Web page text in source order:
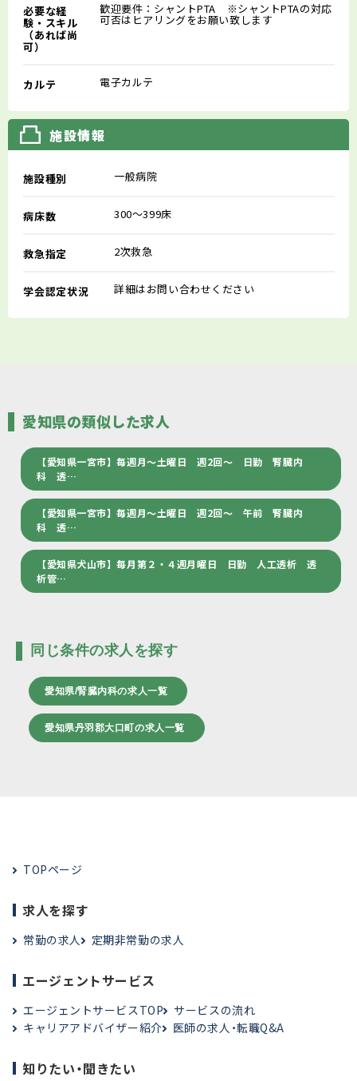
必要な経
験・スキル
（あれば尚
可）
歓迎要件：シャントPTA ※シャントPTAの対応
可否はヒアリングをお願い致します
カルテ 電子カルテ
施設情報
施設種別 一般病院
病床数 300～399床
救急指定 2次救急
学会認定状況 詳細はお問い合わせください
愛知県の類似した求人
【愛知県一宮市】毎週月～土曜日 週2回～ 日勤 腎臓内
科 透…
【愛知県一宮市】毎週月～土曜日 週2回～ 午前 腎臓内
科 透…
【愛知県犬山市】毎月第２・４週月曜日 日勤 人工透析 透
析管…
同じ条件の求人を探す
愛知県/腎臓内科の求人一覧
愛知県丹羽郡大口町の求人一覧
TOPページ
求人を探す
常勤の求人 定期非常勤の求人
エージェントサービス
エージェントサービスTOP
サービスの流れ
キャリアアドバイザー紹介
医師の求人・転職Q&A
知りたい・聞きたい